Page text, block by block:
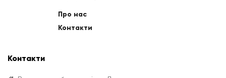
Про нас
Контакти
Контакти